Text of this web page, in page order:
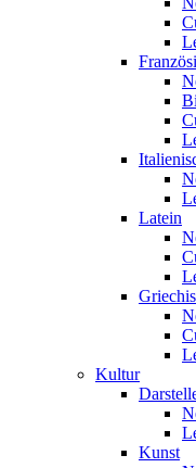
Latein
Kultur
Kunst